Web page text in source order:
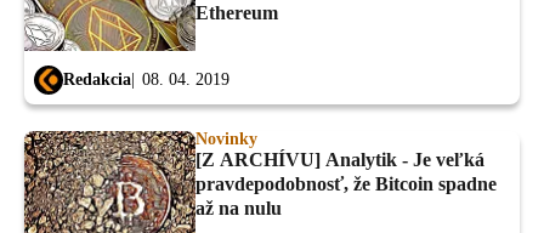
Ethereum
Redakcia 08. 04. 2019
Novinky
[Z ARCHÍVU] Analytik - Je veľká
pravdepodobnosť, že Bitcoin spadne
až na nulu